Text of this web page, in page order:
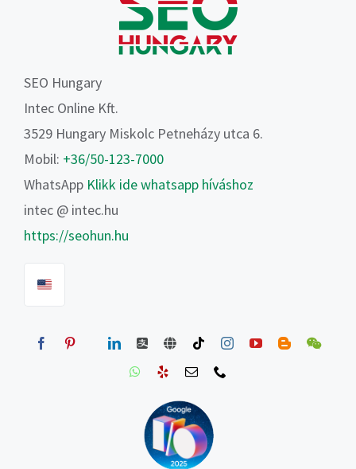
SEO Hungary
Intec Online Kft.
3529 Hungary Miskolc Petneházy utca 6.
Mobil: +36/50-123-7000
WhatsApp Klikk ide whatsapp híváshoz
intec @ intec.hu
https://seohun.hu